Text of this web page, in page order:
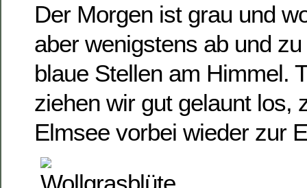
Der Morgen ist grau und
aber wenigstens ab und
blaue Stellen am Himmel.
ziehen wir gut gelaunt los,
Elmsee vorbei wieder zur